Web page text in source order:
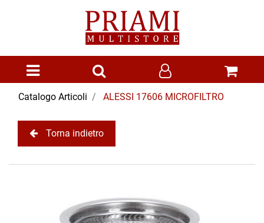
Open menu
Catalogo Articoli ALESSI 17606 MICROFILTRO
Torna indietro